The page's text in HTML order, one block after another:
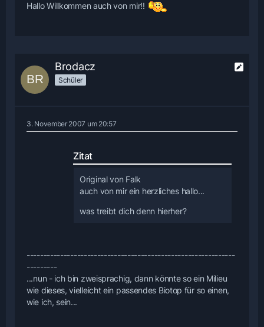
Hallo Willkommen auch von mir!!
Brodacz
Schüler
3. November 2007 um 20:57
Zitat
Original von Falk
auch von mir ein herzliches hallo...
was treibt dich denn hierher?
--------------------------------------------------------------
---------
...nun - ich bin zweisprachig, dann könnte so ein Milieu
wie dieses, vielleicht ein passendes Biotop für so einen,
wie ich, sein...